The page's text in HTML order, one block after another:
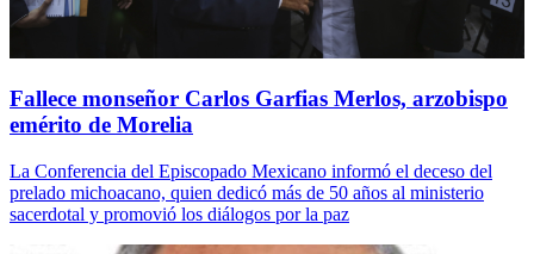
Fallece monseñor Carlos Garfias Merlos, arzobispo
emérito de Morelia
La Conferencia del Episcopado Mexicano informó el deceso del
prelado michoacano, quien dedicó más de 50 años al ministerio
sacerdotal y promovió los diálogos por la paz